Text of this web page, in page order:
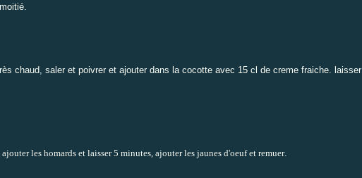
chaud, saler et poivrer et ajouter dans la cocotte avec 15 cl de creme fraiche. laisser
les homards et laisser 5 minutes, ajouter les jaunes d'oeuf et remuer.